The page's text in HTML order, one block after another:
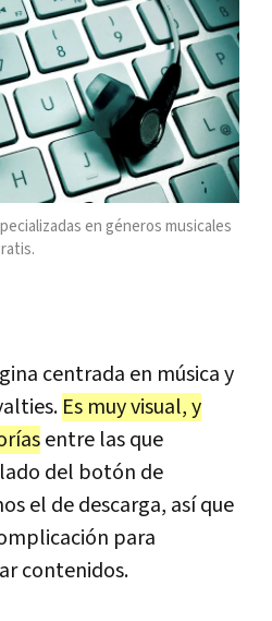
en géneros musicales
centrada en música y
Es muy visual, y
entre las que
del botón de
el de descarga, así que
para
contenidos.